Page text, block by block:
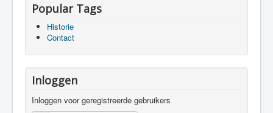
Popular Tags
Historie
Contact
Inloggen
Inloggen voor geregistreerde gebruikers